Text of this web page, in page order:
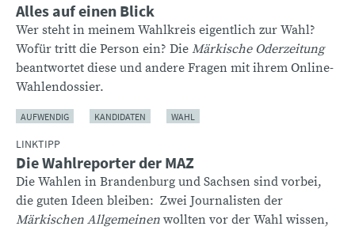
Alles auf einen Blick
Wer steht in meinem Wahlkreis eigentlich zur Wahl?
Wofür tritt die Person ein? Die Märkische Oderzeitung
beantwortet diese und andere Fragen mit ihrem Online-
Wahlendossier.
AUFWENDIG KANDIDATEN WAHL
LINKTIPP
Die Wahlreporter der MAZ
Die Wahlen in Brandenburg und Sachsen sind vorbei,
die guten Ideen bleiben: Zwei Journalisten der
Märkischen Allgemeinen wollten vor der Wahl wissen,